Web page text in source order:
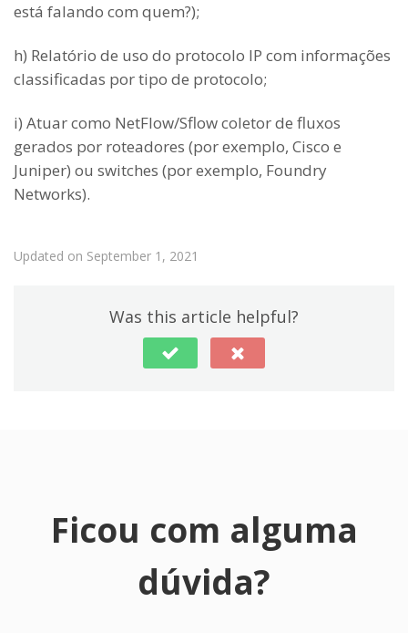
está falando com quem?);
h) Relatório de uso do protocolo IP com informações
classificadas por tipo de protocolo;
i) Atuar como NetFlow/Sflow coletor de fluxos
gerados por roteadores (por exemplo, Cisco e
Juniper) ou switches (por exemplo, Foundry
Networks).
Updated on September 1, 2021
Was this article helpful?
Ficou com alguma
dúvida?